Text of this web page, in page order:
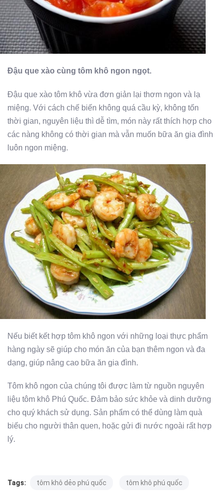
Đậu que xào cùng tôm khô ngon ngọt.
Đậu que xào tôm khô vừa đơn giản lại thơm ngon và lạ
miệng. Với cách chế biến không quá cầu kỳ, không tốn
thời gian, nguyên liệu thì dễ tìm, món này rất thích hợp cho
các nàng không có thời gian mà vẫn muốn bữa ăn gia đình
luôn ngon miệng.
Nếu biết kết hợp tôm khô ngon với những loại thực phẩm
hàng ngày sẽ giúp cho món ăn của bạn thêm ngon và đa
dạng, giúp nâng cao bữa ăn gia đình.
Tôm khô ngon của chúng tôi được làm từ nguồn nguyên
liệu tôm khô Phú Quốc. Đảm bảo sức khỏe và dinh dưỡng
cho quý khách sử dụng. Sản phẩm có thể dùng làm quà
biếu cho người thân quen, hoặc gửi đi nước ngoài rất hợp
lý.
Tags: tôm khô dẻo phú quốc tôm khô phú quốc